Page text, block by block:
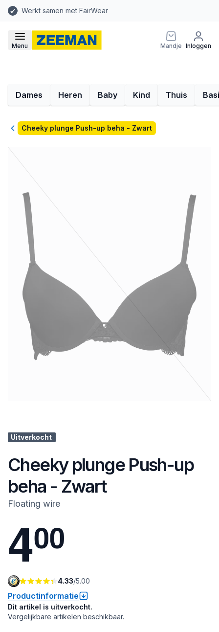
Werkt samen met FairWear
Menu Mandje Inloggen
Dames Heren Baby Kind Thuis
TerugCheeky plunge Push-up beha - Zwart
Uitverkocht
Cheeky plunge Push-up
beha - Zwart
Floating wire
400
4.33/5.00
Productinformatie
Dit artikel is uitverkocht.
Vergelijkbare artikelen beschikbaar.